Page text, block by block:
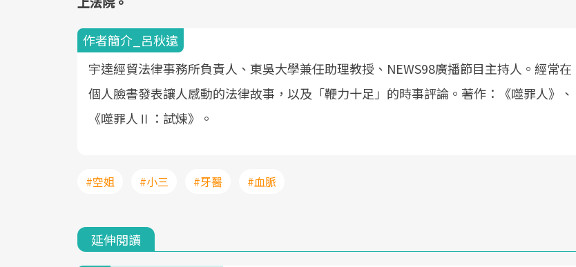
作者簡介_呂秋遠
宇達經貿法律事務所負責人、東吳大學兼任助理教授、NEWS98廣播節目主持人。經常在
個人臉書發表讓人感動的法律故事，以及「鞭力十足」的時事評論。著作：《噬罪人》、
《噬罪人Ⅱ：試煉》。
#空姐 #小三 #牙醫 #血脈
延伸閱讀